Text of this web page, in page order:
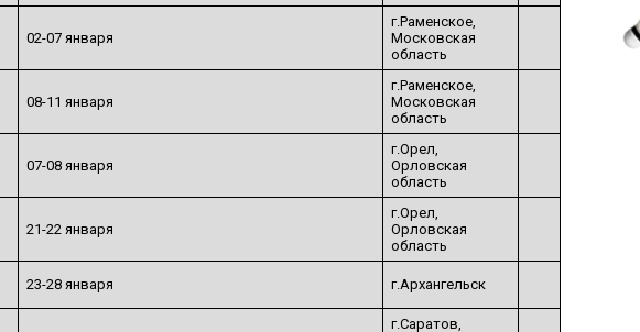
02-07 января
г.Раменское,
Московская
область
08-11 января
г.Раменское,
Московская
область
07-08 января
г.Орел,
Орловская
область
21-22 января
г.Орел,
Орловская
область
23-28 января г.Архангельск
г.Саратов,